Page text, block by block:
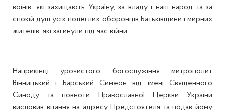
воїнів, які захищають Україну, за владу і наш народ та за
спокій душ усіх полеглих оборонців Батьківщини і мирних
жителів, які загинули під час війни.
Наприкінці урочистого богослужіння митрополит
Вінницький і Барський Симеон від імені Священного
Синоду та повноти Православної Церкви України
висловив вітання на адресу Предстоятеля та подав йому